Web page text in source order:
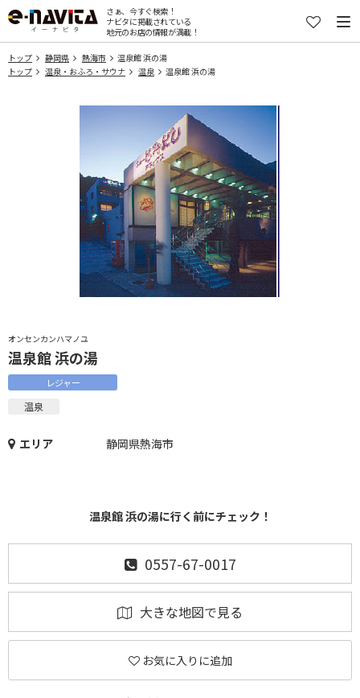
さぁ、今すぐ検索！
ナビタに掲載されている
地元のお店の情報が満載！
トップ 静岡県 熱海市
温泉館 浜の湯
トップ
温泉・おふろ・サウナ 温泉 温泉館 浜の湯
オンセンカンハマノユ
温泉館 浜の湯
レジャー
温泉
エリア 静岡県熱海市
温泉館 浜の湯に行く前にチェック！
0557-67-0017
大きな地図で見る
お気に入りに追加